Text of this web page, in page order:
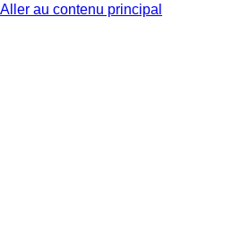
Aller au contenu principal